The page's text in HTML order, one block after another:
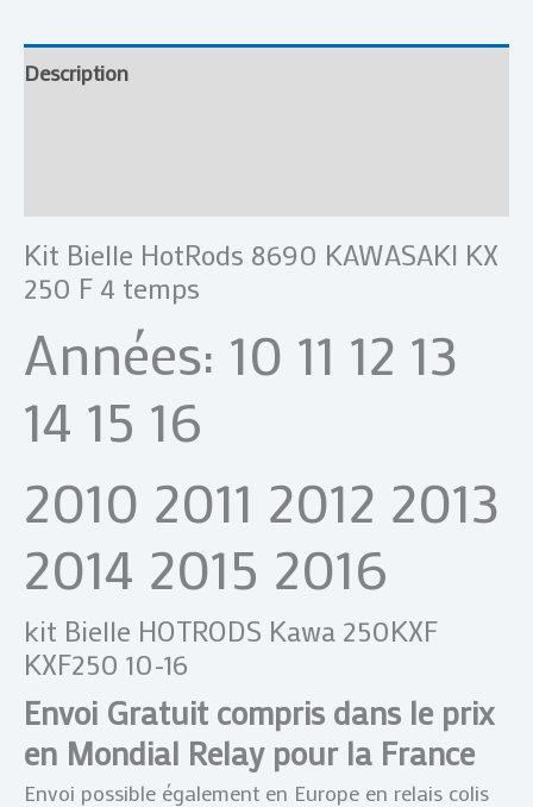
Description
Kit Bielle HotRods 8690 KAWASAKI KX
250 F 4 temps
Années: 10 11 12 13
14 15 16
2010 2011 2012 2013
2014 2015 2016
kit Bielle HOTRODS Kawa 250KXF
KXF250 10-16
Envoi Gratuit compris dans le prix
en Mondial Relay pour la France
Envoi possible également en Europe en relais colis